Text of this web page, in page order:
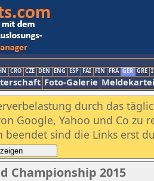
CRO CZE DEN ENG ESP FAI FIN FRA GER GRE
Foto-Galerie Meldekartei
durch das
Google, Yahoo und Co zu
beendet sind die Links erst
Championship 2015